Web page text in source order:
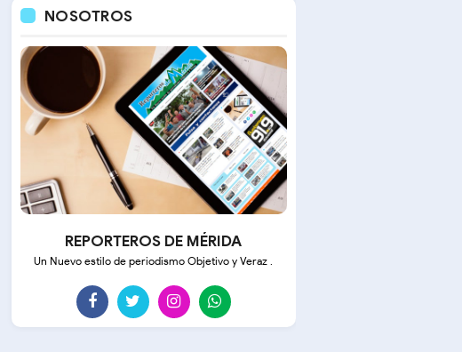
NOSOTROS
REPORTEROS DE MÉRIDA
Un Nuevo estilo de periodismo Objetivo y Veraz .